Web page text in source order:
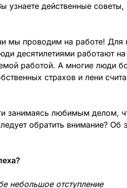
узнаете действенные
мы проводим на работе! Для
десятилетиями работают
работой. А многие люди
страхов и лени
занимаясь любимым делом,
обратить внимание? Об
небольшое отступление